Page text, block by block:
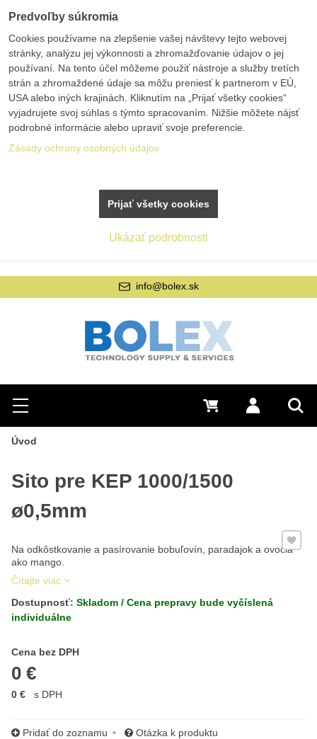
Hľadať
Menu Prihlásiť sa
0 €
info@bolex.sk
Úvod
Sito pre KEP 1000/1500
ø0,5mm
Na odkôstkovanie a pasírovanie bobuľovín, paradajok a ovocia
ako mango.
Čítajte viac
Pridať
Dostupnosť: Skladom / Cena prepravy bude vyčíslená
individuálne
Cena bez DPH
0 €
Cena s DPH
0 € s DPH
Pridať do zoznamu Otázka k produktu
Predvoľby súkromia
Cookies používame na zlepšenie vašej návštevy tejto webovej
stránky, analýzu jej výkonnosti a zhromažďovanie údajov o jej
používaní. Na tento účel môžeme použiť nástroje a služby tretích
strán a zhromaždené údaje sa môžu preniesť k partnerom v EÚ,
USA alebo iných krajinách. Kliknutím na „Prijať všetky cookies“
vyjadrujete svoj súhlas s týmto spracovaním. Nižšie môžete nájsť
podrobné informácie alebo upraviť svoje preferencie.
Zásady ochrany osobných údajov
Ukázať podrobnosti
Prijať všetky cookies